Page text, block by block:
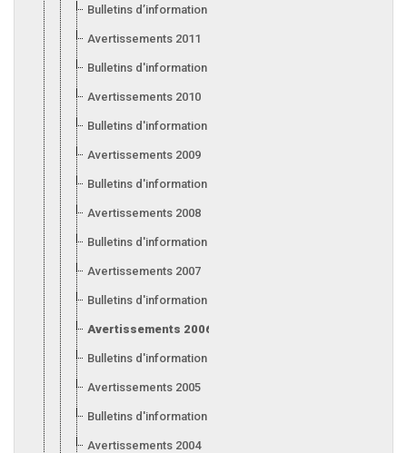
Bulletins d’information 2012
Avertissements 2011
Bulletins d'information 2011
Avertissements 2010
Bulletins d'information 2010
Avertissements 2009
Bulletins d'information 2009
Avertissements 2008
Bulletins d'information 2008
Avertissements 2007
Bulletins d'information 2007
Avertissements 2006
Bulletins d'information 2006
Avertissements 2005
Bulletins d'information 2005
Avertissements 2004